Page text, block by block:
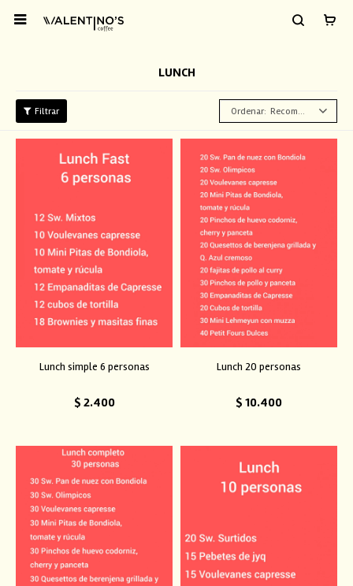

LUNCH
Recomendados
Lunch simple 6 personas
$ 2.400
Lunch 20 personas
$ 10.400